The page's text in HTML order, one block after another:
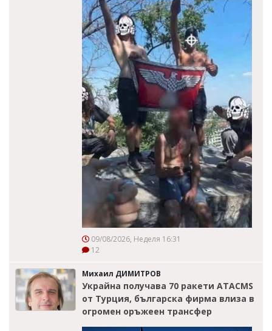
09/08/2026, Неделя 16:31
12
Михаил ДИМИТРОВ
Украйна получава 70 ракети ATACMS
от Турция, българска фирма влиза в
огромен оръжеен трансфер